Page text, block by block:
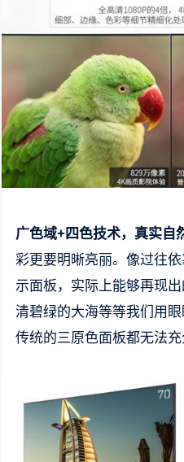
广色域+四色技术，真实自
彩更要明晰亮丽。像过往
示面板，实际上能够再现
清碧绿的大海等等我们用
传统的三原色面板都无法充